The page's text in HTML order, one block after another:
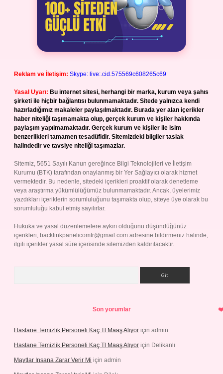
Reklam ve İletişim: Skype: live:.cid.575569c608265c69
Yasal Uyarı: Bu internet sitesi, herhangi bir marka, kurum veya şahıs
şirketi ile hiçbir bağlantısı bulunmamaktadır. Sitede yalnızca kendi
hazırladığımız makaleler paylaşılmaktadır. Burada yer alan içerikler
haber niteliği taşımamakta olup, gerçek kurum ve kişiler hakkında
paylaşım yapılmamaktadır. Gerçek kurum ve kişiler ile isim
benzerlikleri tamamen tesadüfidir. Sitemizdeki bilgiler taslak
halindedir ve tavsiye niteliği taşımazlar.
Sitemiz, 5651 Sayılı Kanun gereğince Bilgi Teknolojileri ve İletişim
Kurumu (BTK) tarafından onaylanmış bir Yer Sağlayıcı olarak hizmet
vermektedir. Bu nedenle, sitedeki içerikleri proaktif olarak denetleme
veya araştırma yükümlülüğümüz bulunmamaktadır. Ancak, üyelerimiz
yazdıkları içeriklerin sorumluluğunu taşımakta olup, siteye üye olarak bu
sorumluluğu kabul etmiş sayılırlar.
Hukuka ve yasal düzenlemelere aykırı olduğunu düşündüğünüz
içerikleri, backlinkpanelicomtr@gmail.com adresine bildirmeniz halinde,
ilgili içerikler yasal süre içerisinde sitemizden kaldırılacaktır.
Son yorumlar
Hastane Temizlik Personeli Kaç Tl Maaş Alıyor için admin
Hastane Temizlik Personeli Kaç Tl Maaş Alıyor için Delikanlı
Maytlar Insana Zarar Verir Mi için admin